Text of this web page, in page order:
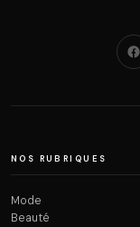
NOS RUBRIQUES
Mode
Beauté